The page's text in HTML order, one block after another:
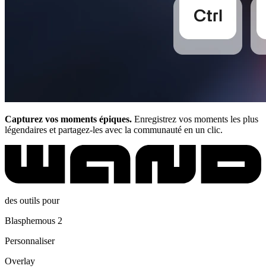
Capturez vos moments épiques. Enregistrez vos moments les plus
légendaires et partagez-les avec la communauté en un clic.
des outils pour
Blasphemous 2
Personnaliser
Overlay